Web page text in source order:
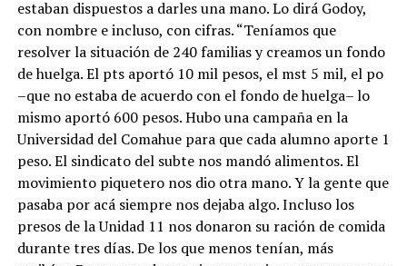
estaban dispuestos a darles una mano. Lo dirá Godoy,
con nombre e incluso, con cifras. “Teníamos que
resolver la situación de 240 familias y creamos un fondo
de huelga. El pts aportó 10 mil pesos, el mst 5 mil, el po
–que no estaba de acuerdo con el fondo de huelga– lo
mismo aportó 600 pesos. Hubo una campaña en la
Universidad del Comahue para que cada alumno aporte 1
peso. El sindicato del subte nos mandó alimentos. El
movimiento piquetero nos dio otra mano. Y la gente que
pasaba por acá siempre nos dejaba algo. Incluso los
presos de la Unidad 11 nos donaron su ración de comida
durante tres días. De los que menos tenían, más